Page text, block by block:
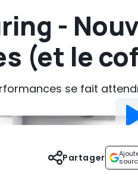
-
(et le
se fait
Partager